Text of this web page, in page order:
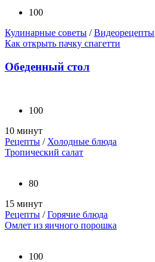
100
Кулинарные советы /Видеорецепты
Как открыть пачку спагетти
Обеденный стол
100
10 минут
Рецепты / Холодные блюда
Тропический салат
80
15 минут
Рецепты /Горячие блюда
Омлет из яичного порошка
100